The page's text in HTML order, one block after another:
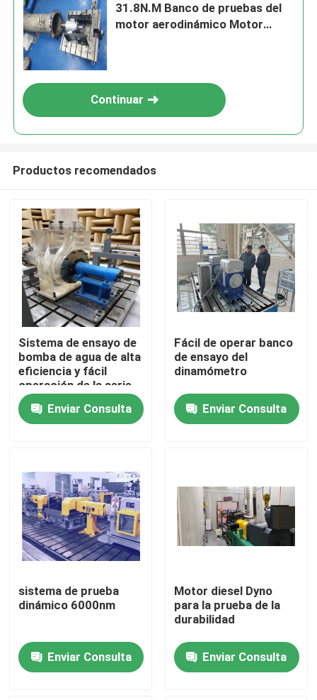
Inicio
Sobre nosotros
Visita a la fábrica
Contáctenos
Noticias
Casos
Dinamómetro del esfuerzo de torsión
31.8N.M Banco de pruebas del
motor aerodinámico Motor
Continuar
Productos recomendados
Sistema de ensayo de
bomba de agua de alta
eficiencia y fácil
operación de la serie
WH700
Enviar Consulta
Fácil de operar banco
de ensayo del
dinamómetro
Enviar Consulta
sistema de prueba
dinámico 6000nm
Enviar Consulta
Motor diesel Dyno
para la prueba de la
durabilidad
Enviar Consulta